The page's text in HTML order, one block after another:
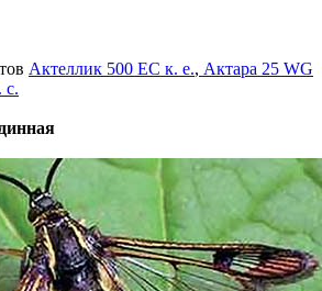
Актеллик 500 ЕС к. е., Актара 25 WG
с.